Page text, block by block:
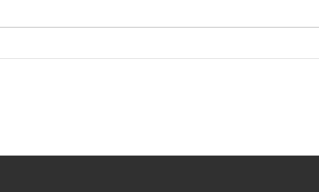
formación, empleabilidad